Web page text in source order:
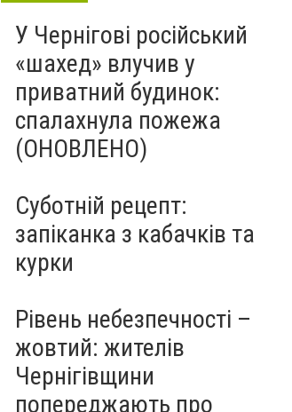
У Чернігові російський
«шахед» влучив у
приватний будинок:
спалахнула пожежа
(ОНОВЛЕНО)
Суботній рецепт:
запіканка з кабачків та
курки
Рівень небезпечності –
жовтий: жителів
Чернігівщини
попереджають про